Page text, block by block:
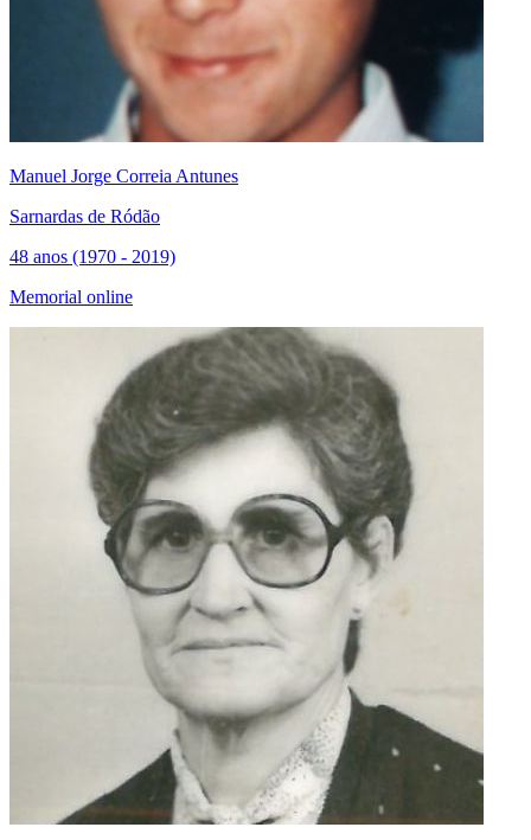
Manuel Jorge Correia Antunes
Sarnardas de Ródão
48 anos (1970 - 2019)
Memorial online